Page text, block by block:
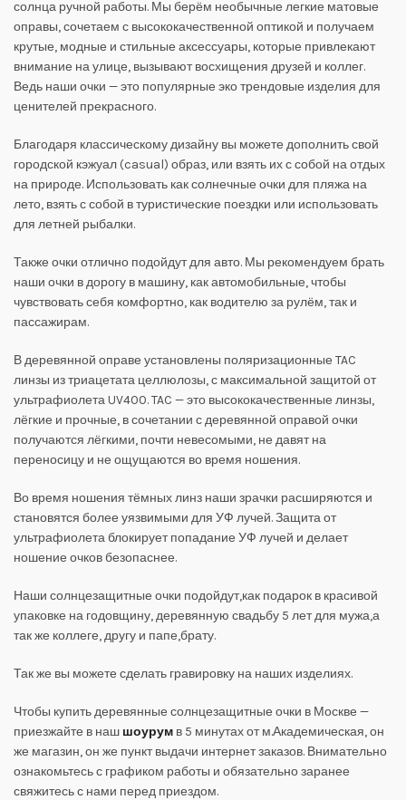
солнца ручной работы. Мы берём необычные легкие матовые
оправы, сочетаем с высококачественной оптикой и получаем
крутые, модные и стильные аксессуары, которые привлекают
внимание на улице, вызывают восхищения друзей и коллег.
Ведь наши очки — это популярные эко трендовые изделия для
ценителей прекрасного.
Благодаря классическому дизайну вы можете дополнить свой
городской кэжуал (casual) образ, или взять их с собой на отдых
на природе. Использовать как солнечные очки для пляжа на
лето, взять с собой в туристические поездки или использовать
для летней рыбалки.
Также очки отлично подойдут для авто. Мы рекомендуем брать
наши очки в дорогу в машину, как автомобильные, чтобы
чувствовать себя комфортно, как водителю за рулём, так и
пассажирам.
В деревянной оправе установлены поляризационные TAC
линзы из триацетата целлюлозы, с максимальной защитой от
ультрафиолета UV400. TAC — это высококачественные линзы,
лёгкие и прочные, в сочетании с деревянной оправой очки
получаются лёгкими, почти невесомыми, не давят на
переносицу и не ощущаются во время ношения.
Во время ношения тёмных линз наши зрачки расширяются и
становятся более уязвимыми для УФ лучей. Защита от
ультрафиолета блокирует попадание УФ лучей и делает
ношение очков безопаснее.
Наши солнцезащитные очки подойдут,как подарок в красивой
упаковке на годовщину, деревянную свадьбу 5 лет для мужа,а
так же коллеге, другу и папе,брату.
Так же вы можете сделать гравировку на наших изделиях.
Чтобы купить деревянные солнцезащитные очки в Москве —
приезжайте в наш шоурум в 5 минутах от м.Академическая, он
же магазин, он же пункт выдачи интернет заказов. Внимательно
ознакомьтесь с графиком работы и обязательно заранее
свяжитесь с нами перед приездом.